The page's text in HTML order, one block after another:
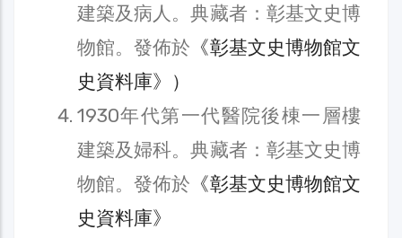
建築及病人。典藏者：彰基文史博
物館。發佈於 《彰基文史博物館文
史資料庫》）
1930年代第一代醫院後棟一層樓
建築及婦科。典藏者：彰基文史博
物館。發佈於 《彰基文史博物館文
史資料庫》